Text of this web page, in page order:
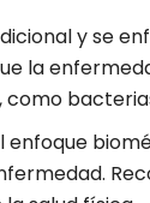
y se
la
enfoque